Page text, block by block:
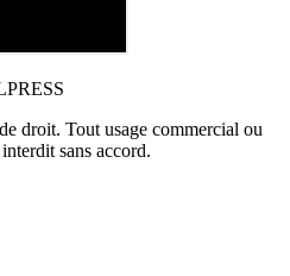
droit. Tout usage commercial ou
sans accord.